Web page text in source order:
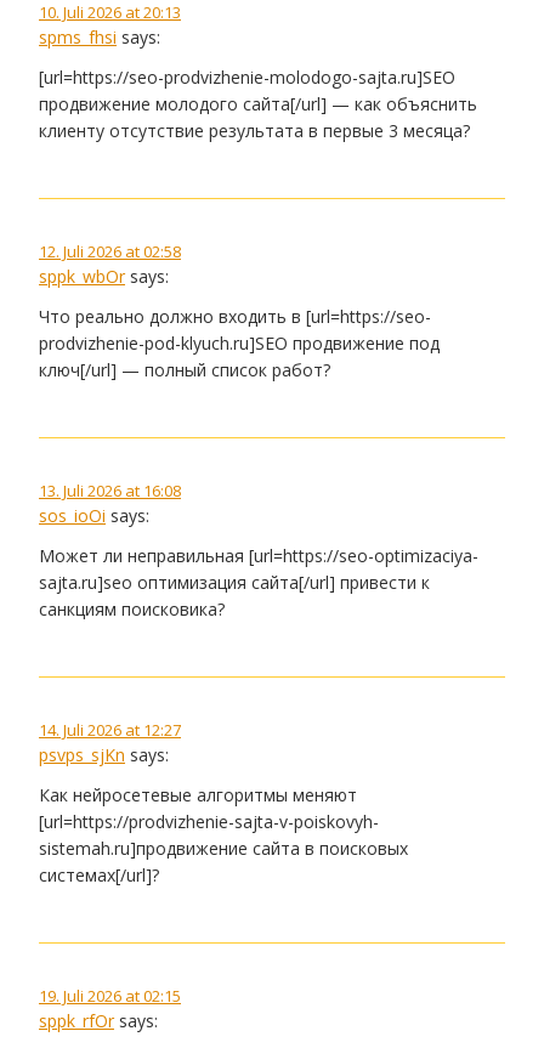
10. Juli 2026 at 20:13
spms_fhsi says:
[url=https://seo-prodvizhenie-molodogo-sajta.ru]SEO
продвижение молодого сайта[/url] — как объяснить
клиенту отсутствие результата в первые 3 месяца?
12. Juli 2026 at 02:58
sppk_wbOr says:
Что реально должно входить в [url=https://seo-
prodvizhenie-pod-klyuch.ru]SEO продвижение под
ключ[/url] — полный список работ?
13. Juli 2026 at 16:08
sos_ioOi says:
Может ли неправильная [url=https://seo-optimizaciya-
sajta.ru]seo оптимизация сайта[/url] привести к
санкциям поисковика?
14. Juli 2026 at 12:27
psvps_sjKn says:
Как нейросетевые алгоритмы меняют
[url=https://prodvizhenie-sajta-v-poiskovyh-
sistemah.ru]продвижение сайта в поисковых
системах[/url]?
19. Juli 2026 at 02:15
sppk_rfOr says: